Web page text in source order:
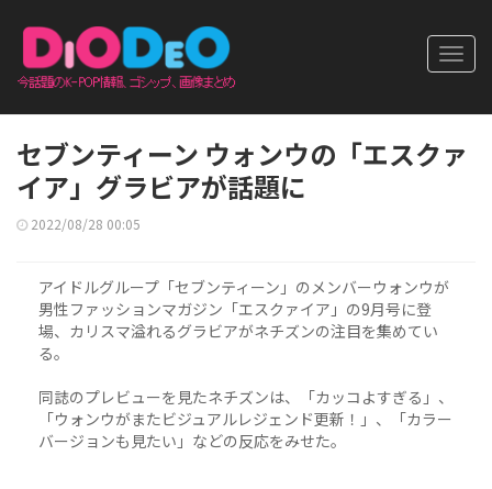
セブンティーン ウォンウの「エスクァ
イア」グラビアが話題に
2022/08/28 00:05
アイドルグループ「セブンティーン」のメンバーウォンウが
男性ファッションマガジン「エスクァイア」の9月号に登
場、カリスマ溢れるグラビアがネチズンの注目を集めてい
る。
同誌のプレビューを見たネチズンは、「カッコよすぎる」、
「ウォンウがまたビジュアルレジェンド更新！」、「カラー
バージョンも見たい」などの反応をみせた。